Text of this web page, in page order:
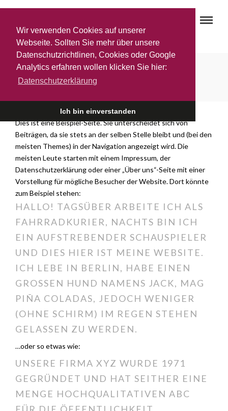
Wir verwenden Cookies auf unserer
Webseite. Sollten Sie mehr über unsere
Datenschutzrichtlinen, Cookies oder Google
Analytics erfahren wollen klicken Sie hier:
Datenschutzerklärung
Ich bin einverstanden
Beispiel-Seite
Dies ist eine Beispiel-Seite. Sie unterscheidet sich von
Beiträgen, da sie stets an der selben Stelle bleibt und (bei den
meisten Themes) in der Navigation angezeigt wird. Die
meisten Leute starten mit einem Impressum, der
Datenschutzerklärung oder einer „Über uns“-Seite mit einer
Vorstellung für mögliche Besucher der Website. Dort könnte
zum Beispiel stehen:
HALLO! TAGSÜBER ARBEITE ICH ALS
FAHRRADKURIER, NACHTS BIN ICH
EIN AUFSTREBENDER SCHAUSPIELER
UND DIES HIER IST MEINE WEBSITE.
ICH LEBE IN BERLIN, HABE EINEN
GROSSEN HUND NAMENS JACK, MAG P
IÑA COLADAS, JEDOCH WENIGER (
OHNE SCHIRM) IM REGEN STEHEN G
ELASSEN ZU WERDEN.
…oder so etwas wie:
UNSERE FIRMA XYZ WURDE 1971
GEGRÜNDET UND HAT SEITHER EINE
MENGE HOCHQUALITATIVEN ABC